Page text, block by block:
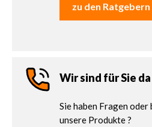
zu den Ratgebern
Wir sind für Sie da
Sie haben Fragen
unsere Produkte ?